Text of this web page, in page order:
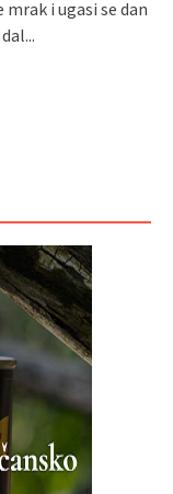
mrak i ugasi se dan